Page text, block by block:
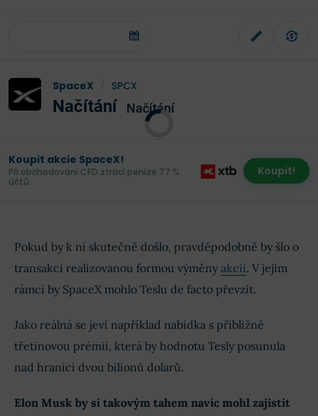
SpaceX SPCX
Načítání Načítání
Koupit akcie SpaceX!
Při obchodování CFD ztrácí peníze 77 %
účtů.
Koupit!
Pokud by k ní skutečně došlo, pravděpodobně by šlo o
transakci realizovanou formou výměny akcií. V jejím
rámci by SpaceX mohlo Teslu de facto převzít.
Jako reálná se jeví například nabídka s přibližně
třetinovou prémií, která by hodnotu Tesly posunula
nad hranici dvou bilionů dolarů.
Elon Musk by si takovým tahem navíc mohl zajistit